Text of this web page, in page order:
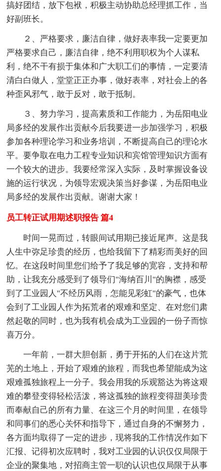
搞好团结，放下包袱，积极主动协助总经理抓工作，当
好副班长。
２、严格要求，廉洁自律，做好表率我一定要更加
严格要求自己，廉洁自律，绝不利用职权为个人谋私
利，绝不干有损于集体和广大职工们的事情，一定要清
清白白做人，堂堂正正办事，做好表率，对社会上的各
种歪风邪气，敢于反对，敢于抵制。
３、努力学习，提高素质和工作能力，为岳阳电业
局多经的发展作出贡献今后我要进一步加强学习，积极
参加各种理论学习和业务培训，不断提高自己的理论水
平。要争取在电力工程专业知识和宾馆管理知识方面有
一个较大的进步。我要经常深入实际，及时掌握设备设
施的运行状况，为领导宏观决策当好参谋，为岳阳电业
局多经的发展作出贡献。谢谢大家！
员工转正试用期述职报告 篇4
时间一晃而过，转眼间试用期已接近尾声。这是我
人生中弥足珍贵的经历，也给我留下了精彩而美好的回
忆。在这段时间里您们给予了我足够的宽容，支持和帮
助，让我充分感受到了领导们"海纳百川"的胸襟，感受
到了工业园人"不经历风雨，怎能见彩虹"的豪气，也体
会到了工业园人作为拓荒者的艰难和坚定、在对您们肃
然起敬的同时，也为我有机会成为工业园的一份子而惊
喜万分。
一年前，一群大胆创新，勇于开拓的人们在这片荒
芜的土地上，开始了艰难的旅程，而我也希望能成为这
艰难孤独旅程上一分子。我会用我的乐观豁达为将这艰
难的攀登变得轻松活泼，将这孤独的旅程变得甜美珍贵
而奉献自己的所有力量、在这三个月的时间里，在领导
和同事们的悉心关怀和指导下，通过自身的不懈努力，
各方面均取得了一定的进步，现将我的工作情况作如下
汇报、记得初次应聘时，我对工业园的认识仅仅局限于
企业的聚集地，对招商主管一职的认识也仅局限于从事